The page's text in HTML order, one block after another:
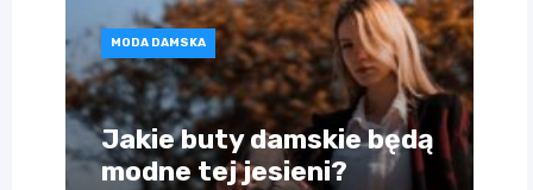
MODA DAMSKA
Jakie buty damskie będą
modne tej jesieni?